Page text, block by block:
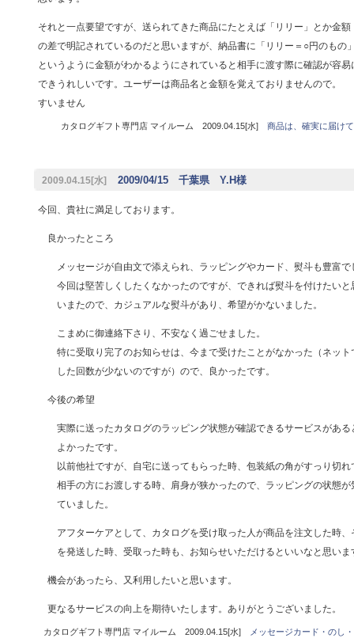
それと一点要望ですが、送られてきた商品にたとえば「リリー」とか金額
の差で明記されているのだと思いますが、納品書に「リリー＝○円のもの
というように金額がわかるようにされていると相手に渡す際に確認が容易
できうれしいです。ユーザーは商品名と金額を覚えておりませんので。
すいません
カタログギフト専門店 マイルーム 2009.04.15[水] 商品は、確実に届け
2009.04.15[水] 2009/04/15 千葉県 Y.H様
今回、貴社に満足しております。
良かったところ
メッセージが自由文で添えられ、ラッピングやカード、熨斗も豊富で
今回は堅苦しくしたくなかったのですが、できれば熨斗を付けたいと
いまたので、カジュアルな熨斗があり、希望がかないました。
こまめに御連絡下さり、不安なく過ごせました。
特に受取り完了のお知らせは、今まで受けたことがなかった（ネット
した回数が少ないのですが）ので、良かったです。
今後の希望
実際に送ったカタログのラッピング状態が確認できるサービスがある
よかったです。
以前他社ですが、自宅に送ってもらった時、包装紙の角がすっり切れ
相手の方にお渡しする時、肩身が狭かったので、ラッピングの状態が
ていました。
アフターケアとして、カタログを受け取った人が商品を注文した時、
を発送した時、受取った時も、お知らせいただけるといいなと思いま
機会があったら、又利用したいと思います。
更なるサービスの向上を期待いたします。ありがとうございました。
カタログギフト専門店 マイルーム 2009.04.15[水] メッセージカード・のし